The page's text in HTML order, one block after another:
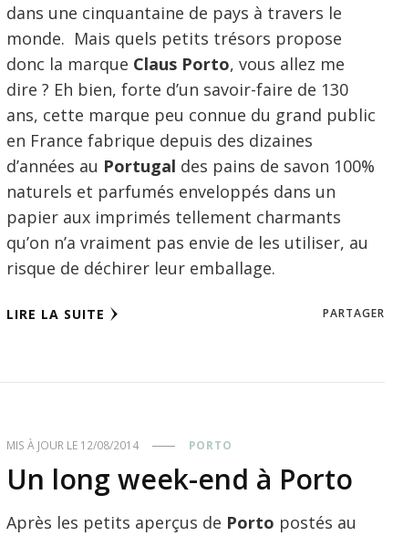
dans une cinquantaine de pays à travers le
monde. Mais quels petits trésors propose
donc la marque Claus Porto, vous allez me
dire ? Eh bien, forte d’un savoir-faire de 130
ans, cette marque peu connue du grand public
en France fabrique depuis des dizaines
d’années au Portugal des pains de savon 100%
naturels et parfumés enveloppés dans un
papier aux imprimés tellement charmants
qu’on n’a vraiment pas envie de les utiliser, au
risque de déchirer leur emballage.
LIRE LA SUITE PARTAGER
MIS À JOUR LE 12/08/2014 PORTO
Un long week-end à Porto
Après les petits aperçus de Porto postés au